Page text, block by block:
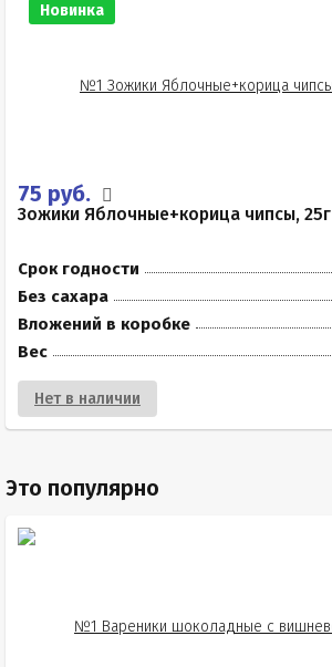
Новинка
75 руб.
Зожики Яблочные+корица чипсы, 25г
Срок годности
Без сахара
Вложений в коробке
Вес
Нет в наличии
Это популярно